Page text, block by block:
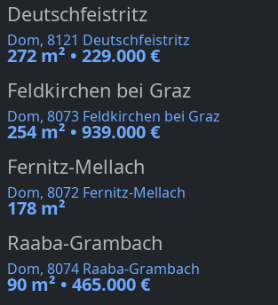
Deutschfeistritz
Dom, 8121 Deutschfeistritz
272 m² • 229.000 €
Feldkirchen bei Graz
Dom, 8073 Feldkirchen bei Graz
254 m² • 939.000 €
Fernitz-Mellach
Dom, 8072 Fernitz-Mellach
178 m²
Raaba-Grambach
Dom, 8074 Raaba-Grambach
90 m² • 465.000 €